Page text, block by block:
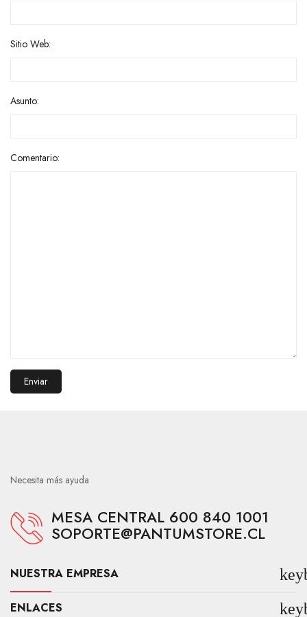
Sitio Web:
Asunto:
Comentario:
Necesita más ayuda
MESA CENTRAL 600 840 1001
SOPORTE@PANTUMSTORE.CL
NUESTRA EMPRESA
ENLACES